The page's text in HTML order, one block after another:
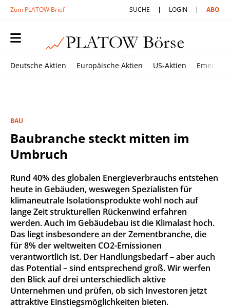
Zum PLATOW Brief SUCHE LOGIN ABO
Deutsche Aktien Europäische Aktien US-Aktien
BAU
Baubranche steckt mitten im
Umbruch
Rund 40% des globalen Energieverbrauchs entstehen
heute in Gebäuden, weswegen Spezialisten für
klimaneutrale Isolationsprodukte wohl noch auf
lange Zeit strukturellen Rückenwind erfahren
werden. Auch im Gebäudebau ist die Klimalast hoch.
Das liegt insbesondere an der Zementbranche, die
für 8% der weltweiten CO2-Emissionen
verantwortlich ist. Der Handlungsbedarf – aber auch
das Potential – sind entsprechend groß. Wir werfen
den Blick auf drei unterschiedlich aktive
Unternehmen und prüfen, ob sich Investoren jetzt
attraktive Einstiegsmöglichkeiten bieten.